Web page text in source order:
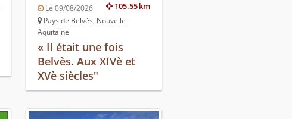
105.55 km
Le 09/08/2026
Pays de Belvès, Nouvelle-
Aquitaine
« Il était une fois
Belvès. Aux XIVè et
XVè siècles"